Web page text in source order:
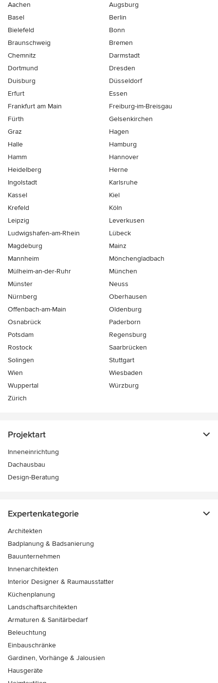
Aachen
Augsburg
Basel
Berlin
Bielefeld
Bonn
Braunschweig
Bremen
Chemnitz
Darmstadt
Dortmund
Dresden
Duisburg
Düsseldorf
Erfurt
Essen
Frankfurt am Main
Freiburg-im-Breisgau
Fürth
Gelsenkirchen
Graz
Hagen
Halle
Hamburg
Hamm
Hannover
Heidelberg
Herne
Ingolstadt
Karlsruhe
Kassel
Kiel
Krefeld
Köln
Leipzig
Leverkusen
Ludwigshafen-am-Rhein
Lübeck
Magdeburg
Mainz
Mannheim
Mönchen­gladbach
Mülheim-an-der-Ruhr
München
Münster
Neuss
Nürnberg
Oberhausen
Offenbach-am-Main
Oldenburg
Osnabrück
Paderborn
Potsdam
Regensburg
Rostock
Saarbrücken
Solingen
Stuttgart
Wien
Wiesbaden
Wuppertal
Würzburg
Zürich
Projektart
Inneneinrichtung
Dachausbau
Design-Beratung
Expertenkategorie
Architekten
Badplanung & Badsanierung
Bauunternehmen
Innenarchitekten
Interior Designer & Raumausstatter
Küchenplanung
Landschaftsarchitekten
Armaturen & Sanitärbedarf
Beleuchtung
Einbauschränke
Gardinen, Vorhänge & Jalousien
Hausgeräte